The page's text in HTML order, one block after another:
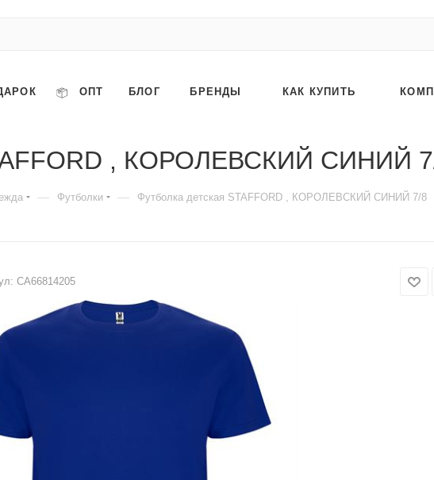
ОПТ БЛОГ БРЕНДЫ КАК КУПИТЬ
, КОРОЛЕВСКИЙ СИНИЙ
— Футболки — Футболка детская STAFFORD , КОРОЛЕВСКИЙ СИНИЙ 7/8
CA66814205